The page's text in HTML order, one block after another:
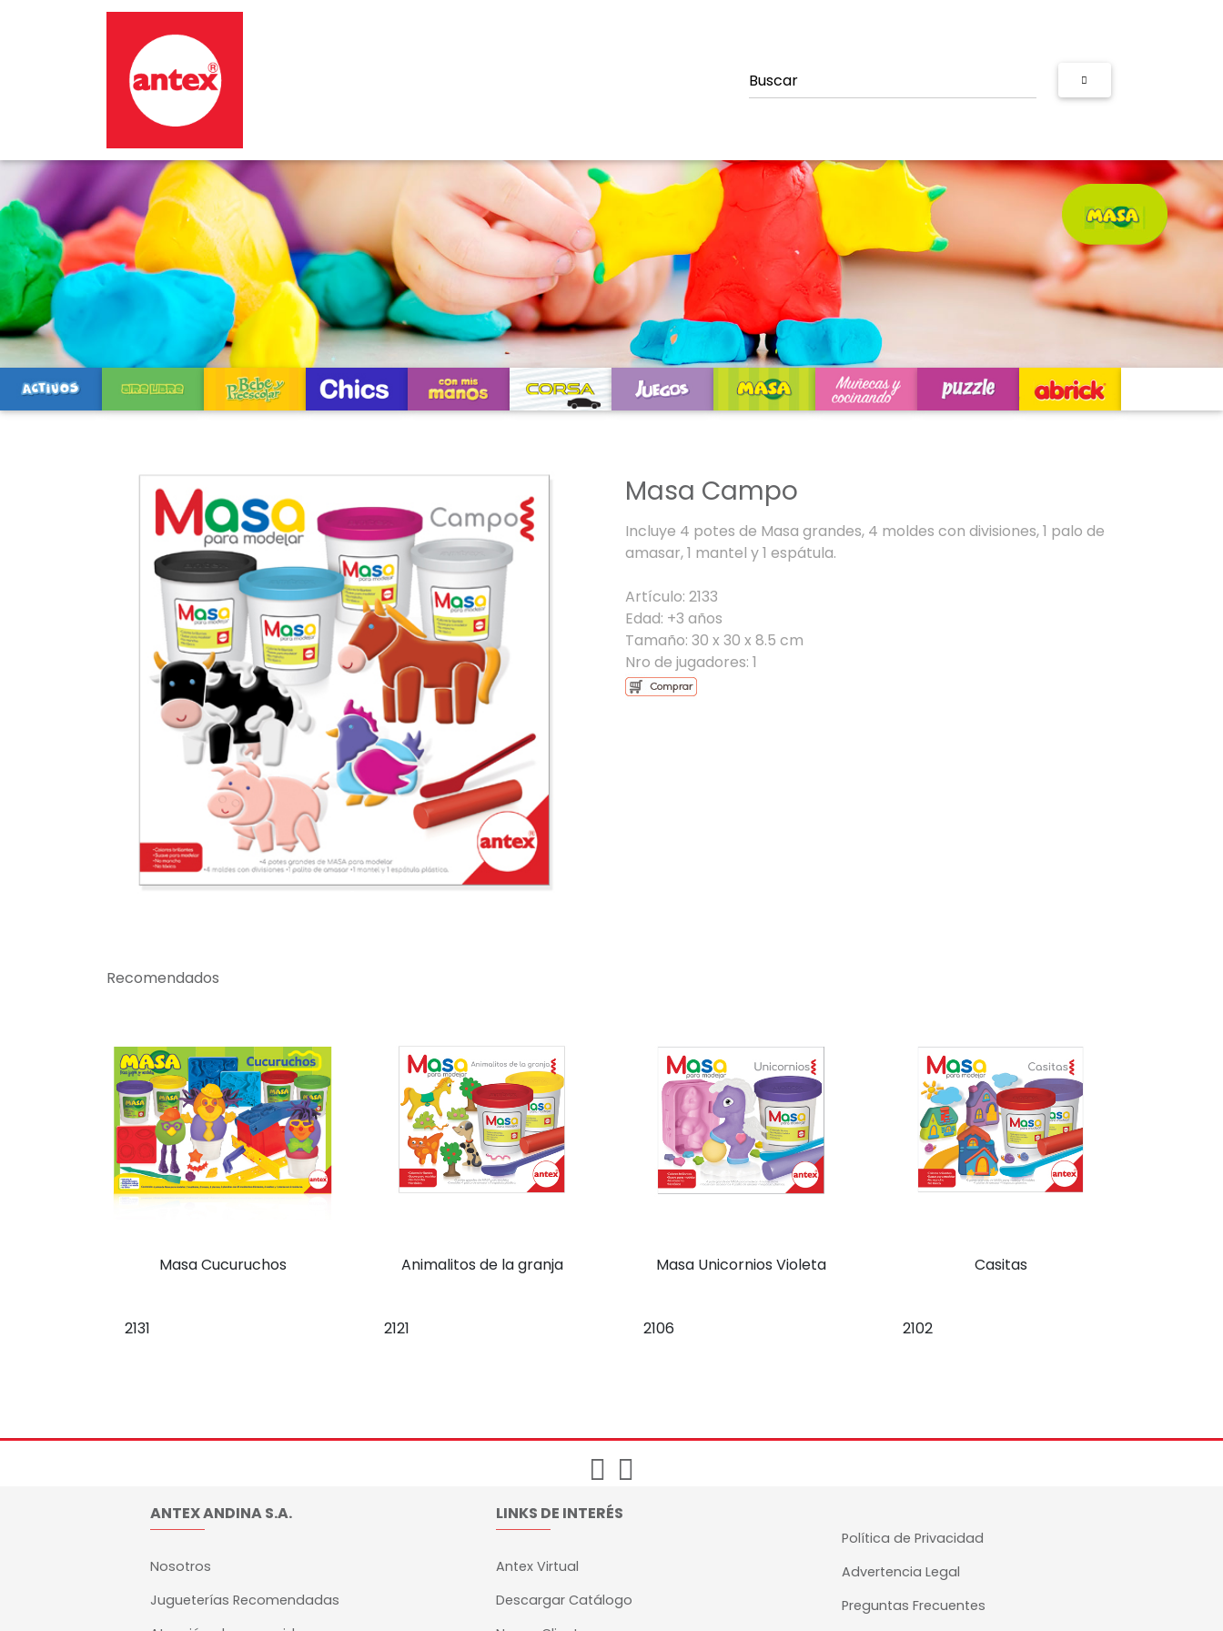
Previous
Masa Campo
Incluye 4 potes de Masa grandes, 4 moldes con divisiones, 1 palo de
amasar, 1 mantel y 1 espátula.
Artículo: 2133
Edad: +3 años
Tamaño: 30 x 30 x 8.5 cm
Nro de jugadores: 1
Recomendados
Masa Cucuruchos
2131
Animalitos de la granja
2121
Masa Unicornios Violeta
2106
Casitas
2102
ANTEX ANDINA S.A.
Nosotros
Jugueterías Recomendadas
LINKS DE INTERÉS
Antex Virtual
Descargar Catálogo
Política de Privacidad
Advertencia Legal
Preguntas Frecuentes